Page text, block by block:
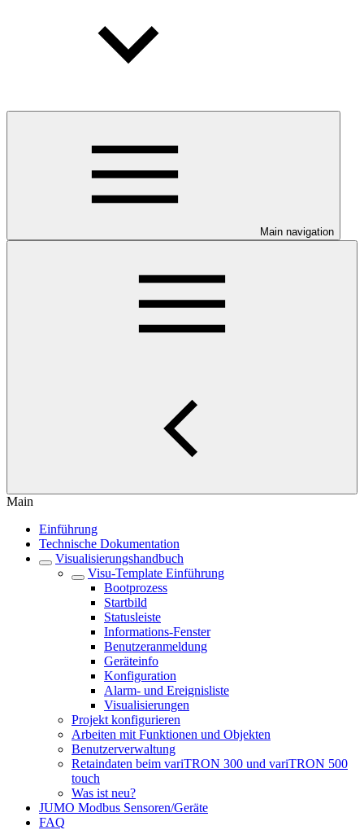
Main navigation
Main
Einführung
Technische Dokumentation
Visualisierungshandbuch
Visu-Template Einführung
Bootprozess
Startbild
Statusleiste
Informations-Fenster
Benutzeranmeldung
Geräteinfo
Konfiguration
Alarm- und Ereignisliste
Visualisierungen
Projekt konfigurieren
Arbeiten mit Funktionen und Objekten
Benutzerverwaltung
Retaindaten beim variTRON 300 und variTRON 500
touch
Was ist neu?
JUMO Modbus Sensoren/Geräte
FAQ